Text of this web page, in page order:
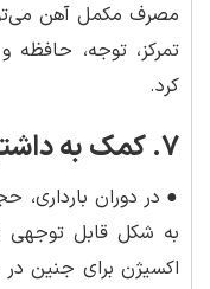
مصرف مکمل آهن
تمرکز، توجه، حافظه
کرد.
7. کمک به داشتن بارداری سالم
● در دوران
به شکل قابل توجهی
اکسیژن برای جنین